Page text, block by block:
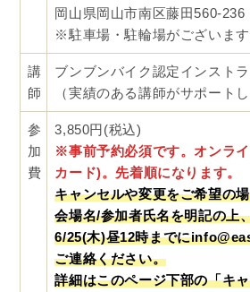
岡山県岡山市南区藤田560-236
※駐車場・駐輪場がございます
講
師
ブンブンバイク認定インスト
（実績のある講師がサポートし
参
加
費
3,850円(税込)
※事前予約必須です。オンラ
カード)。先着順になります。
キャンセルや変更をご希望の
会場名/参加者氏名を明記の上
6/25(木)昼12時までに
ご連絡ください。
詳細はこのページ下部の「キ